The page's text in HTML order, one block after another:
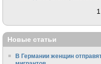
Новые статьи
В Германии женщин